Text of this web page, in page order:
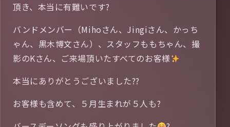
頂き、本当に有難いです?
バンドメンバー（Mihoさん、Jingiさん、かっち
ゃん、黒木博文さん）、スタッフももちゃん、撮
影のKさん、ご来場頂いたすべてのお客様
本当にありがとうございました??
お客様も含めて、５月生まれが５人も?